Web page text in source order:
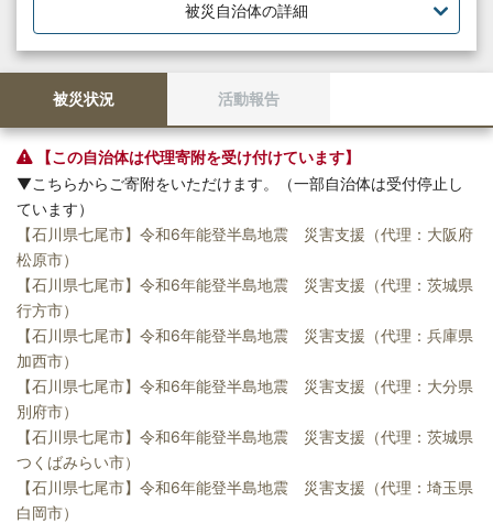
被災状況 活動報告
被災自治体の詳細
【この自治体は代理寄附を受け付けています】
▼こちらからご寄附をいただけます。（一部自治体は受付停止し
ています）
【石川県七尾市】令和6年能登半島地震 災害支援（代理：大阪府
松原市）
【石川県七尾市】令和6年能登半島地震 災害支援（代理：茨城県
行方市）
【石川県七尾市】令和6年能登半島地震 災害支援（代理：兵庫県
加西市）
【石川県七尾市】令和6年能登半島地震 災害支援（代理：大分県
別府市）
【石川県七尾市】令和6年能登半島地震 災害支援（代理：茨城県
つくばみらい市）
【石川県七尾市】令和6年能登半島地震 災害支援（代理：埼玉県
白岡市）